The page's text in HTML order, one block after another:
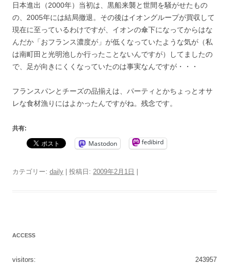
日本進出（2000年）当初は、黒船来襲と世間を騒がせたもの
の、2005年には結局撤退。その後はイオングループが買収して
現在に至っているわけですが、イオンの傘下になってからはな
んだか「おフランス濃度が」が低くなっていたような気が（私
は南町田と光明池しか行ったことないんですが）してましたの
で、足が向きにくくなっていたのは事実なんですが・・・
フランスパンとチーズの品揃えは、パーティとかちょっとオサ
レな食材漁りにはよかったんですがね。残念です。
共有:
Mastodon fedibird
カテゴリー: daily | 投稿日: 2009年2月1日 |
ACCESS
243957
visitors: